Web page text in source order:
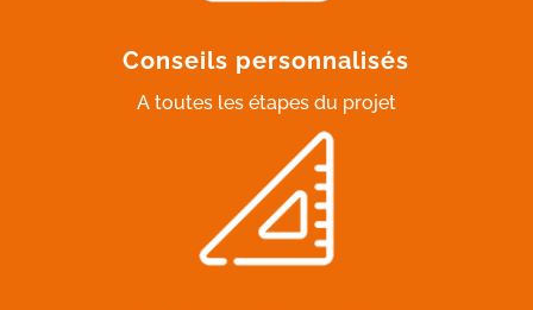
Conseils personnalisés
A toutes les étapes du projet